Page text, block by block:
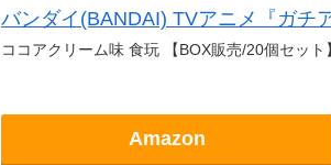
バンダイ(BANDAI) TVアニメ『ガチ
ココアクリーム味 食玩 【BOX販売/20個セット】
Amazon